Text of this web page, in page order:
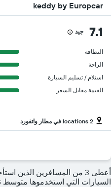
keddy by Europcar
7.1 جيد
النظافة
الراحة
استلام / تسليم السيارة
القيمة مقابل السعر
2 locations في مطار واتفورد
أعطى 3 من المسافرين الذين
السيارات التي استخدموها متوسط